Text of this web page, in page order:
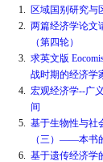
1.
区域国别研究与
2. 两篇经济学论文
（第四轮）
3. 求英文版
战时期的经济学
4. 宏观经济学--广
间
5. 基于生物性与社
（三）——本书
6. 基于遗传经济学